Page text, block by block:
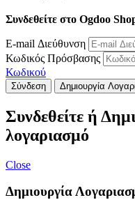
Συνδεθείτε στο Ogdoo
E-mail Διεύθυνση
Κωδικός Πρόσβασης
Κωδικού
Σύνδεση Δημιουργία
Συνδεθείτε ή
λογαριασμό
Close
Δημιουργία